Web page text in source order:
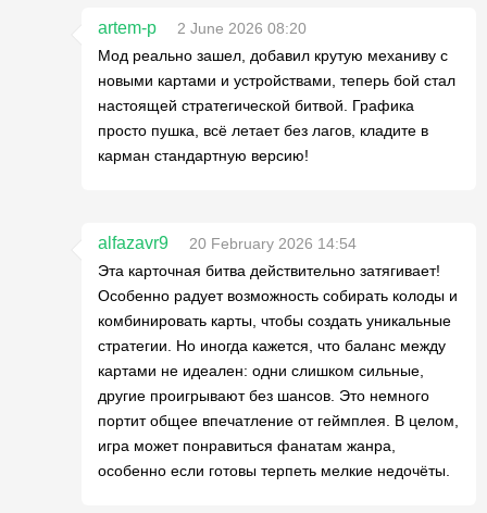
artem-p
2 June 2026 08:20
Мод реально зашел, добавил крутую механиву с
новыми картами и устройствами, теперь бой стал
настоящей стратегической битвой. Графика
просто пушка, всё летает без лагов, кладите в
карман стандартную версию!
alfazavr9
20 February 2026 14:54
Эта карточная битва действительно затягивает!
Особенно радует возможность собирать колоды и
комбинировать карты, чтобы создать уникальные
стратегии. Но иногда кажется, что баланс между
картами не идеален: одни слишком сильные,
другие проигрывают без шансов. Это немного
портит общее впечатление от геймплея. В целом,
игра может понравиться фанатам жанра,
особенно если готовы терпеть мелкие недочёты.